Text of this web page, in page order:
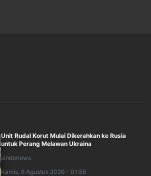
Unit Rudal Korut Mulai Dikerahkan ke Rusia
untuk Perang Melawan Ukraina
sindonews
Kamis, 6 Agustus 2026 - 01:56